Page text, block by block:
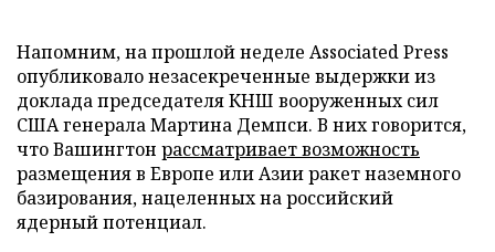
Напомним, на прошлой неделе Associated Press
опубликовало незасекреченные выдержки из
доклада председателя КНШ вооруженных сил
США генерала Мартина Демпси. В них говорится,
что Вашингтон рассматривает возможность
размещения в Европе или Азии ракет наземного
базирования, нацеленных на российский
ядерный потенциал.